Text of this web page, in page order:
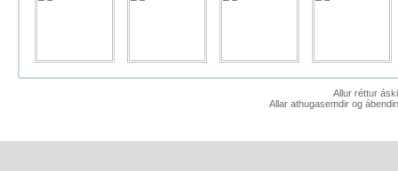
Allur réttur
Allar athugasemdir og